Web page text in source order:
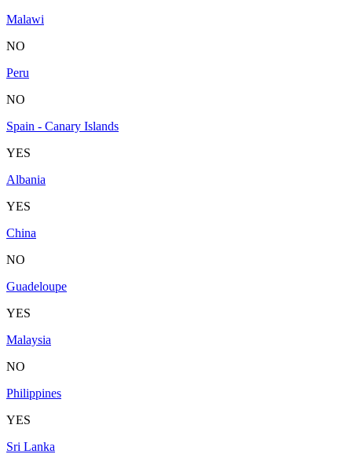
Malawi
NO
Peru
NO
Spain - Canary Islands
YES
Albania
YES
China
NO
Guadeloupe
YES
Malaysia
NO
Philippines
YES
Sri Lanka